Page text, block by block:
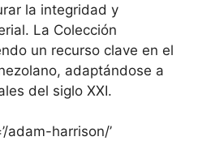
la integridad y
La Colección
un recurso clave en el
adaptándose a
del siglo XXI.
adam-harrison/’